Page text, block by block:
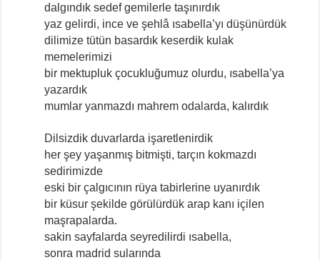
dalgındık sedef gemilerle taşınırdık
yaz gelirdi, ince ve şehlâ ısabella’yı düşünürdük
dilimize tütün basardık keserdik kulak
memelerimizi
bir mektupluk çocukluğumuz olurdu, ısabella’ya
yazardık
mumlar yanmazdı mahrem odalarda, kalırdık
Dilsizdik duvarlarda işaretlenirdik
her şey yaşanmış bitmişti, tarçın kokmazdı
sedirimizde
eski bir çalgıcının rüya tabirlerine uyanırdık
bir küsur şekilde görülürdük arap kanı içilen
maşrapalarda.
sakin sayfalarda seyredilirdi ısabella,
sonra madrid sularında